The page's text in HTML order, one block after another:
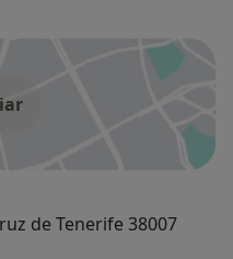
de Tenerife 38007